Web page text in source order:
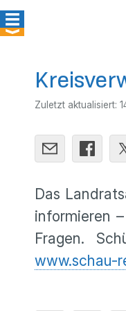
Zuletzt aktualisiert:
Das
informieren
Fragen.
www.schau-